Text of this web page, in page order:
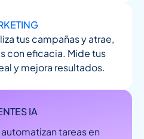
tus campañas y atrae,
con eficacia. Mide tus
y mejora resultados.
IA
tareas en